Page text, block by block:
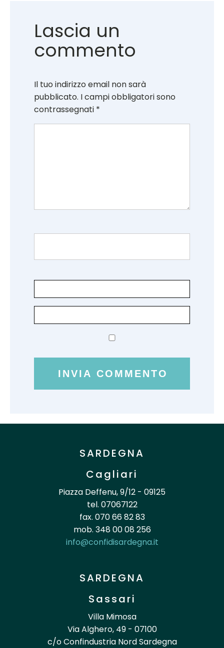
Lascia un
commento
Il tuo indirizzo email non sarà
pubblicato. I campi obbligatori sono
contrassegnati *
SARDEGNA
Cagliari
Piazza Deffenu, 9/12 - 09125
tel. 07067122
fax. 070 66 82 83
mob. 348 00 08 256
info@confidisardegna.it
SARDEGNA
Sassari
Villa Mimosa
Via Alghero, 49 - 07100
c/o Confindustria Nord Sardegna